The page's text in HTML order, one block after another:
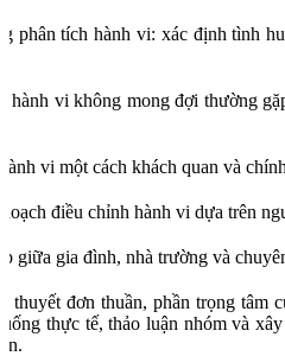
phân tích hành vi: xác định tình
hành vi không mong đợi thường
vi một cách khách quan và
điều chỉnh hành vi dựa trên
giữa gia đình, nhà trường và
thuyết đơn thuần, phần trọng tâm
thực tế, thảo luận nhóm và